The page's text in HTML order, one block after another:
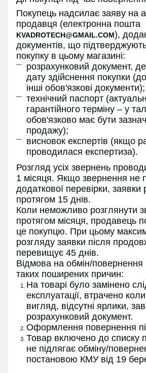
Покупець надсилає заяву на
продавця (електронна пошта
KVADROTECH@GMAIL.COM),
документів, що
покупку в цьому магазині:
розрахунковий документ,
дату здійснення покупки
інші обов'язкові документи);
технічний паспорт
гарантійного терміну – у
обов'язково має бути
продажу);
висновок експертів (якщо
проводилася експертиза).
Розгляд усіх звернень
1 місяця. Якщо звернення не
додаткової перевірки, заявки
протягом 15 днів.
Коли неможливо розглянути
протягом місяця, продавець
це покупцю. При цьому
розгляду заявки після
перевищує 45 днів.
Відмова на обмін/
таких поширених причин:
На товарі було замінено
експлуатації, втрачено
вигляд, відсутні ярлики,
розрахунковий документ.
Оформлення повернення
Товар включено до списку
не підлягає обміну/
постановою КМУ від 19